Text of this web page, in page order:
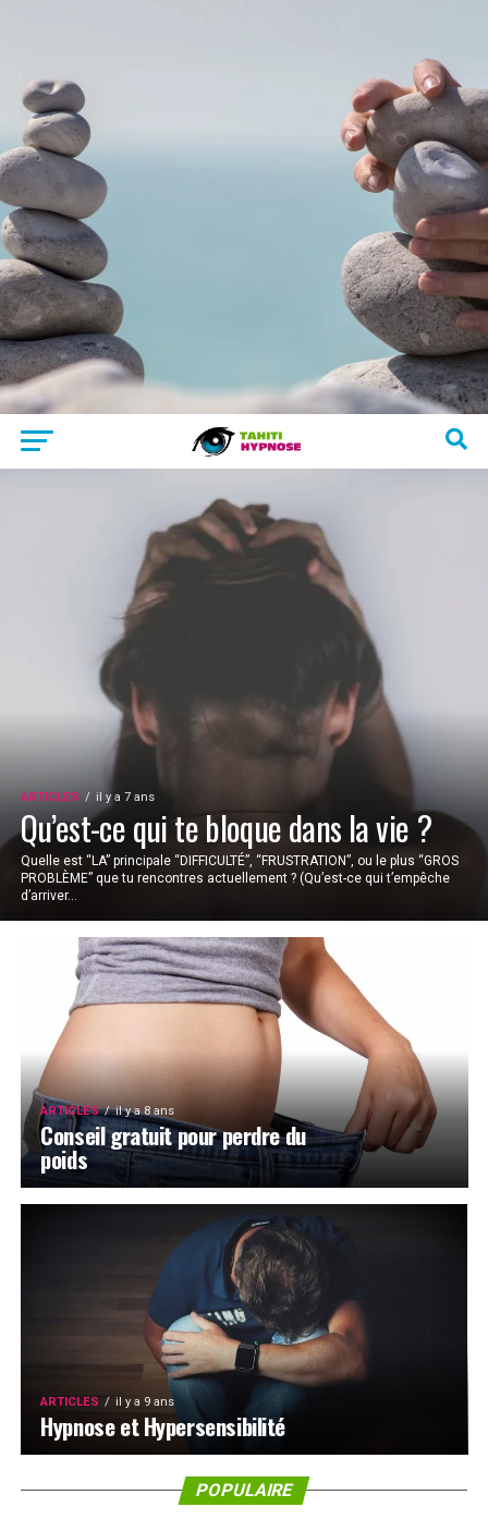
ARTICLES il y a 7 ans
Qu’est-ce qui te bloque dans la vie ?
Quelle est “LA” principale “DIFFICULTÉ”, “FRUSTRATION”, ou le plus “GROS
PROBLÈME” que tu rencontres actuellement ? (Qu’est-ce qui t’empêche
d’arriver...
ARTICLES il y a 8 ans
Conseil gratuit pour perdre du
poids
ARTICLES il y a 9 ans
Hypnose et Hypersensibilité
POPULAIRE